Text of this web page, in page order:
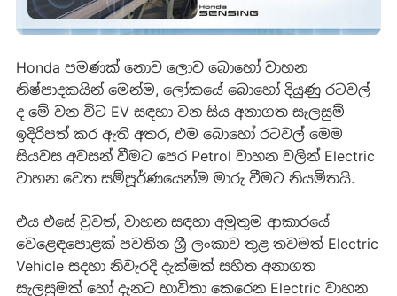
Honda පමණක් නොව ලොව බොහෝ වාහන
නිෂ්පාදකයින් මෙන්ම, ලෝකයේ බොහෝ දියුණු රටවල්
ද මේ වන විට EV සඳහා වන සිය අනාගත සැලසුම්
ඉදිරිපත් කර ඇති අතර, එම බොහෝ රටවල් මෙම
සියවස අවසන් වීමට පෙර Petrol වාහන වලින් Electric
වාහන වෙත සම්පූර්ණයෙන්ම මාරු වීමට නියමිතයි.
එය එසේ වුවත්, වාහන සඳහා අමුතුම ආකාරයේ
වෙළෙඳපොළක් පවතින ශ්‍රී ලංකාව තුළ තවමත් Electric
Vehicle සදහා නිවැරදි දැක්මක් සහිත අනාගත
සැලසුමක් හෝ දැනට භාවිතා කෙරෙන Electric වාහන